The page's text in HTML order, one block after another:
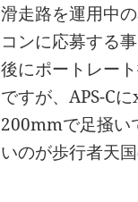
滑走路を運用中
コンに応募する
後にポートレー
ですが、APS-C
200mmで足掻い
いのが歩行者天